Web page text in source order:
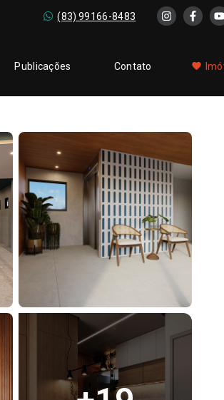
(83) 99166-8483
Publicações Contato